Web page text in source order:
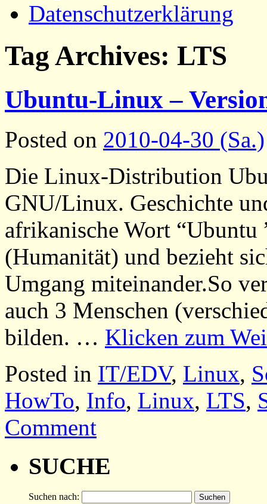
Datenschutzerklärung
Tag Archives: LTS
Ubuntu-Linux –
Posted on 2010-04-30 (Sa.)
Die Linux-Distribution
GNU/Linux. Geschichte
afrikanische Wort
(Humanität) und bezieht
Umgang miteinander.So
auch 3 Menschen
bilden. … Klicken zum
Posted in IT/EDV, Linux,
HowTo, Info, Linux, LTS,
Comment
SUCHE
Suchen nach: